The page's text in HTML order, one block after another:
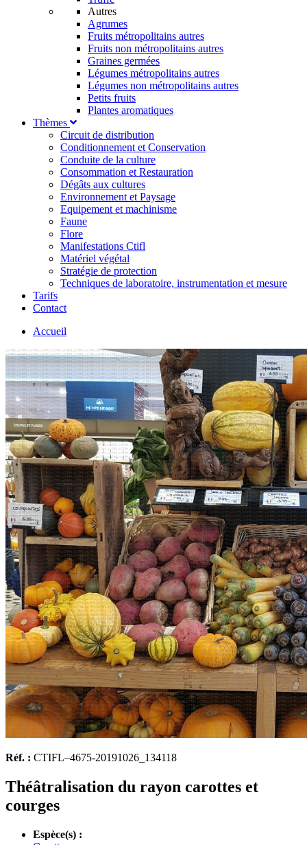
Autres
Agrumes
Fruits métropolitains autres
Fruits non métropolitains autres
Graines germées
Légumes métropolitains autres
Légumes non métropolitains autres
Petits fruits
Plantes aromatiques
Thèmes
Circuit de distribution
Conditionnement et Conservation
Conduite de la culture
Consommation et Restauration
Dégâts aux cultures
Environnement et Paysage
Equipement et machinisme
Faune
Flore
Manifestations Ctifl
Matériel végétal
Stratégie de protection
Techniques de laboratoire, instrumentation et mesure
Tarifs
Contact
Accueil
Réf. : CTIFL–4675-20191026_134118
Théâtralisation du rayon carottes et
courges
Espèce(s) :